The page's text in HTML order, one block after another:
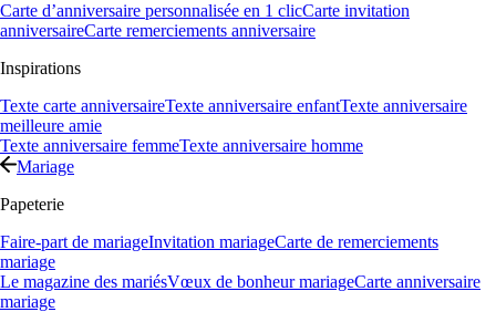
Carte d’anniversaire personnalisée en 1 clicCarte invitation
anniversaireCarte remerciements anniversaire
Inspirations
Texte carte anniversaireTexte anniversaire enfantTexte anniversaire
meilleure amie
Texte anniversaire femmeTexte anniversaire homme
Mariage
Papeterie
Faire-part de mariageInvitation mariageCarte de remerciements
mariage
Le magazine des mariésVœux de bonheur mariageCarte anniversaire
mariage